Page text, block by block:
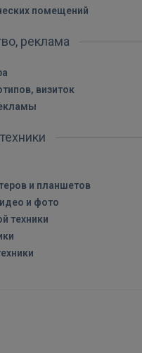
помещений
реклама
визиток
и планшетов
и фото
техники